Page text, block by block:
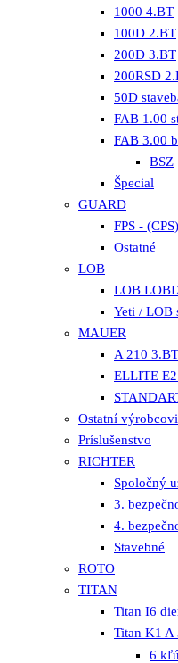
1000 4.BT
100D 2.BT
200D 3.BT
200RSD
50D
FAB 1.00
FAB 3.00
BSZ
Špecial
GUARD
FPS -
Ostatné
LOB
LOB
Yeti / LOB
MAUER
A 210 3.BT
ELLITE
Ostatní
Príslušenstvo
RICHTER
Spoločný
3.
4.
Stavebné
ROTO
TITAN
Titan I6
Titan K1 A
6